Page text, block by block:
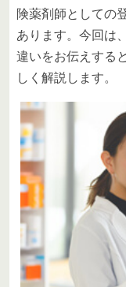
険薬剤師としての
あります。今回は
違いをお伝えする
しく解説します。